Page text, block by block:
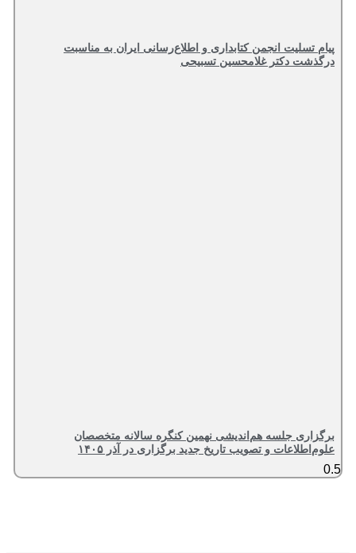
پیام تسلیت انجمن کتابداری و اطلاع‌رسانی ایران به مناسبت
درگذشت دکتر غلامحسین تسبیحی
برگزاری جلسه هم‌اندیشی نهمین کنگره سالانه متخصصان
علوم‌اطلاعات و تصویب تاریخ جدید برگزاری در آذر ۱۴۰۵